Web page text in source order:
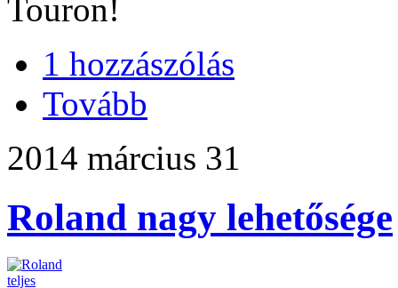
Touron!
1 hozzászólás
Tovább
2014 március 31
Roland nagy lehetősége